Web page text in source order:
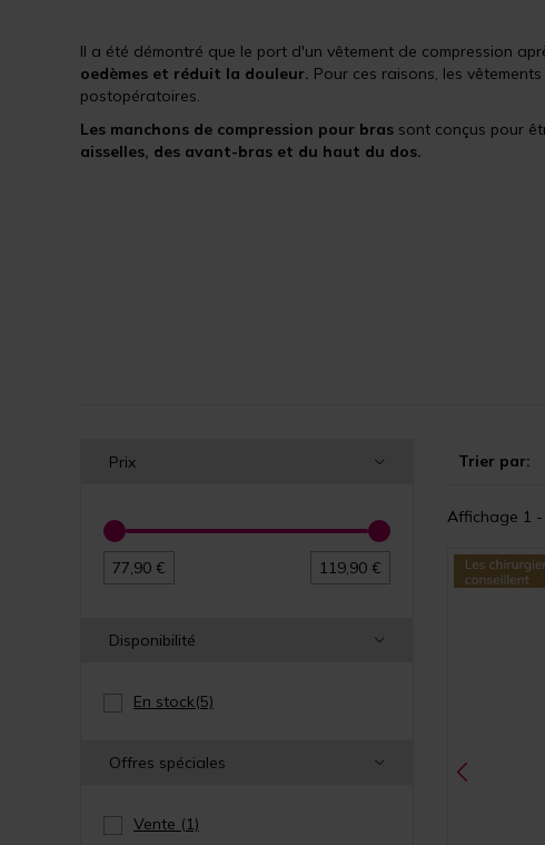
Il a été démontré que le port d'un vêtement de compression
oedèmes et réduit la douleur. Pour ces raisons, les
postopératoires.
Les manchons de compression pour bras sont conçus pour
aisselles, des avant-bras et du haut du dos.
Prix
77,90 € 119,90 €
Disponibilité
En stock(5)
Offres spéciales
Vente (1)
Trier par:
Affichage 1